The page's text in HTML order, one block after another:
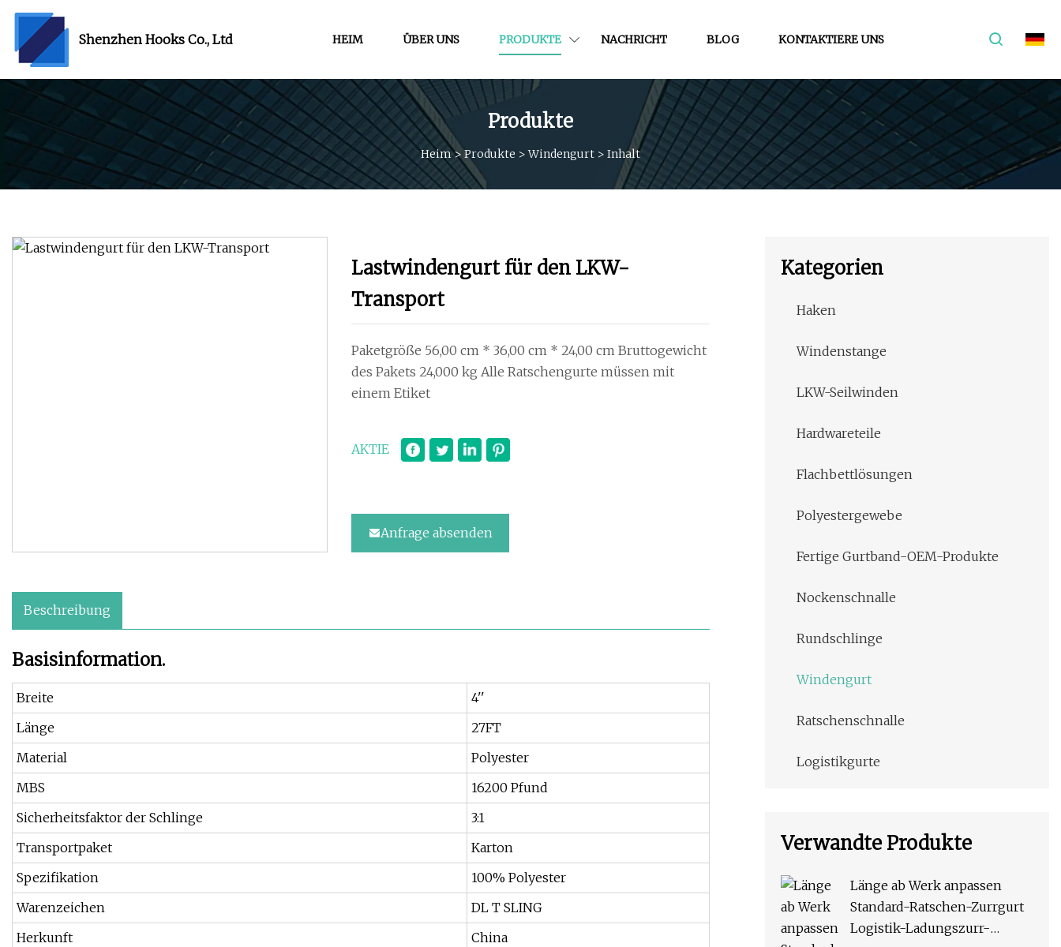
Shenzhen Hooks Co., Ltd HEIM ÜBER UNS PRODUKTE NACHRICHT BLOG KONTAKTIERE UNS
Produkte
Heim>Produkte >Windengurt > Inhalt
Lastwindengurt für den LKW-
Transport
Paketgröße 56,00 cm * 36,00 cm * 24,00 cm Bruttogewicht
des Pakets 24,000 kg Alle Ratschengurte müssen mit
einem Etiket
AKTIE
Anfrage absenden
Beschreibung
Basisinformation.
Breite
4''
Länge
27FT
Material
Polyester
MBS
16200 Pfund
Sicherheitsfaktor der Schlinge
3:1
Transportpaket
Karton
Spezifikation
100% Polyester
Warenzeichen
DL T SLING
Herkunft
China
Kategorien
Haken
Windenstange
LKW-Seilwinden
Hardwareteile
Flachbettlösungen
Polyestergewebe
Fertige Gurtband-OEM-Produkte
Nockenschnalle
Rundschlinge
Windengurt
Ratschenschnalle
Logistikgurte
Verwandte Produkte
Länge ab Werk anpassen
Standard-Ratschen-Zurrgurt
Logistik-Ladungszurr-